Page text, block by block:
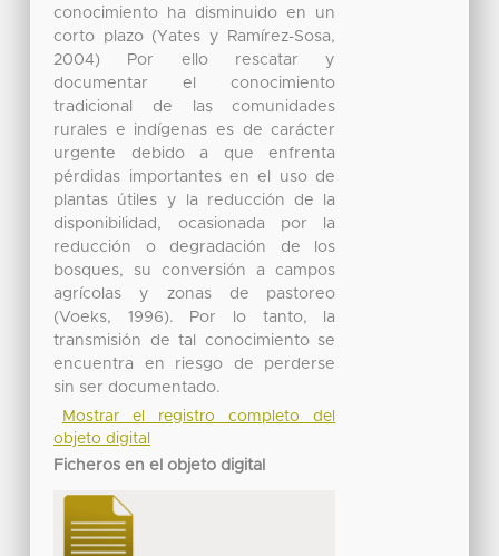
conocimiento ha disminuido en un
corto plazo (Yates y Ramírez-Sosa,
2004) Por ello rescatar y
documentar el conocimiento
tradicional de las comunidades
rurales e indígenas es de carácter
urgente debido a que enfrenta
pérdidas importantes en el uso de
plantas útiles y la reducción de la
disponibilidad, ocasionada por la
reducción o degradación de los
bosques, su conversión a campos
agrícolas y zonas de pastoreo
(Voeks, 1996). Por lo tanto, la
transmisión de tal conocimiento se
encuentra en riesgo de perderse
sin ser documentado.
Mostrar el registro completo del
objeto digital
Ficheros en el objeto digital